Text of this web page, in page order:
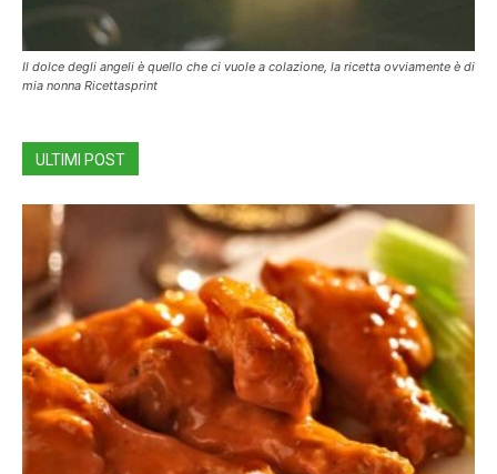
Il dolce degli angeli è quello che ci vuole a colazione, la ricetta ovviamente è di
mia nonna Ricettasprint
ULTIMI POST